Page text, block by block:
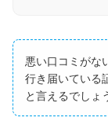
悪い口コミがな
行き届いている
と言えるでしょ